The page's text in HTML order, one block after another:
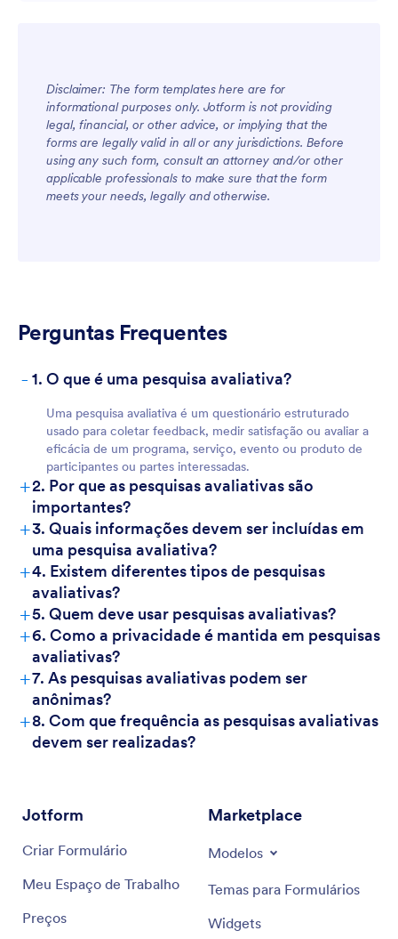
Disclaimer: The form templates here are for
informational purposes only. Jotform is not providing
legal, financial, or other advice, or implying that the
forms are legally valid in all or any jurisdictions. Before
using any such form, consult an attorney and/or other
applicable professionals to make sure that the form
meets your needs, legally and otherwise.
Perguntas Frequentes
- 1. O que é uma pesquisa avaliativa?
Uma pesquisa avaliativa é um questionário estruturado
usado para coletar feedback, medir satisfação ou avaliar a
eficácia de um programa, serviço, evento ou produto de
participantes ou partes interessadas.
+2. Por que as pesquisas avaliativas são
importantes?
+3. Quais informações devem ser incluídas em
uma pesquisa avaliativa?
+4. Existem diferentes tipos de pesquisas
avaliativas?
+5. Quem deve usar pesquisas avaliativas?
+6. Como a privacidade é mantida em pesquisas
avaliativas?
+7. As pesquisas avaliativas podem ser
anônimas?
+8. Com que frequência as pesquisas avaliativas
devem ser realizadas?
Jotform
Criar Formulário
Meu Espaço de Trabalho
Preços
Marketplace
Modelos
Temas para Formulários
Widgets